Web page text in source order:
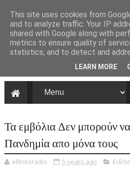
Τα εμβόλια Δεν μπορούν
Πανδημία απο μόνα τους
ellinesradio 5 years ago
This site uses cookies from
and to analyze traffic. Your IP
shared with Google along with
metrics to ensure quality of
statistics, and to detect and
LEARN MORE